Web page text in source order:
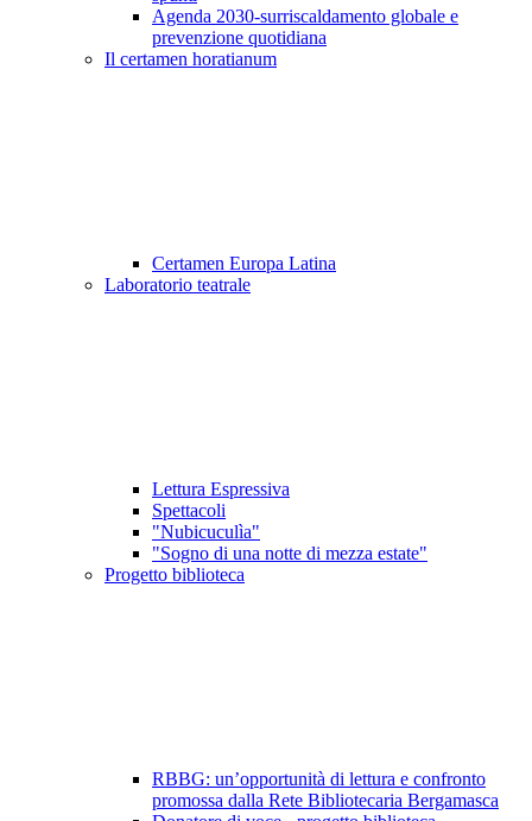
Agenda 2030-surriscaldamento globale e
prevenzione quotidiana
Il certamen horatianum
Certamen Europa Latina
Laboratorio teatrale
Lettura Espressiva
Spettacoli
"Nubicuculìa"
"Sogno di una notte di mezza estate"
Progetto biblioteca
RBBG: un’opportunità di lettura e confronto
promossa dalla Rete Bibliotecaria Bergamasca